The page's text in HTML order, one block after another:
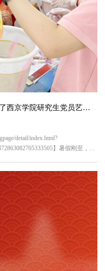
“学习强国”学习平台：秦巴山里来了西京学院研究生党员艺术支教团
detail/index.html?
】暑假刚至，秦